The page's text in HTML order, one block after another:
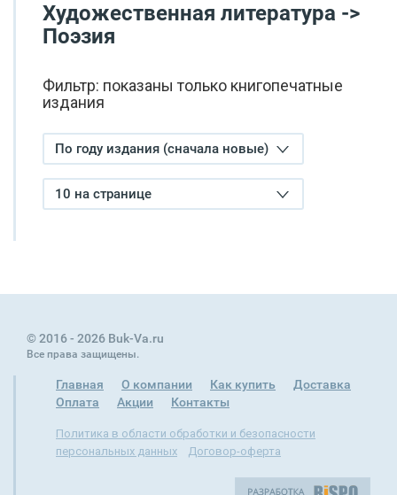
Художественная литература ->
Поэзия
Фильтр: показаны только книгопечатные
издания
По году издания (сначала новые)
10 на странице
© 2016 - 2026 Buk-Va.ru
Все права защищены.
Главная О компании Как купить
Доставка
Оплата
Акции Контакты
Политика в области обработки и безопасности
персональных данных
Договор-оферта